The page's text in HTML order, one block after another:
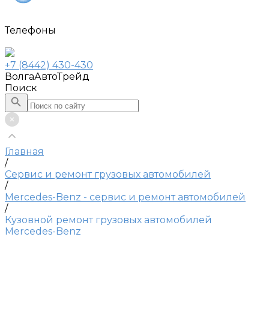
Телефоны
+7 (8442) 430-430
ВолгаАвтоТрейд
Поиск
Главная
/
Сервис и ремонт грузовых автомобилей
/
Mercedes-Benz - сервис и ремонт автомобилей
/
Кузовной ремонт грузовых автомобилей
Mercedes-Benz